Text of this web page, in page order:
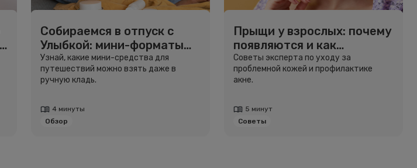
Собираемся в отпуск с
Улыбкой: мини-форматы
для путешествий
Узнай, какие мини-средства для
путешествий можно взять даже в
ручную кладь.
4 минуты
Обзор
Прыщи у взрослых: почему
появляются и как
избавиться
Советы эксперта по уходу за
проблемной кожей и профилактике
акне.
5 минут
Советы